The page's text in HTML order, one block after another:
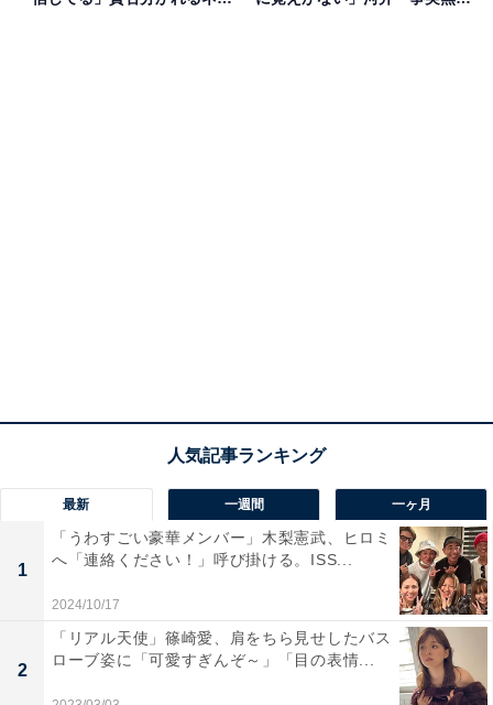
最新 一週間 一ヶ月
1
「うわすごい豪華メンバー」木梨憲武、ヒロミ
へ「連絡ください！」呼び掛ける。ISS...
2024/10/17
2
「リアル天使」篠崎愛、肩をちら見せしたバス
ローブ姿に「可愛すぎんぞ～」「目の表情...